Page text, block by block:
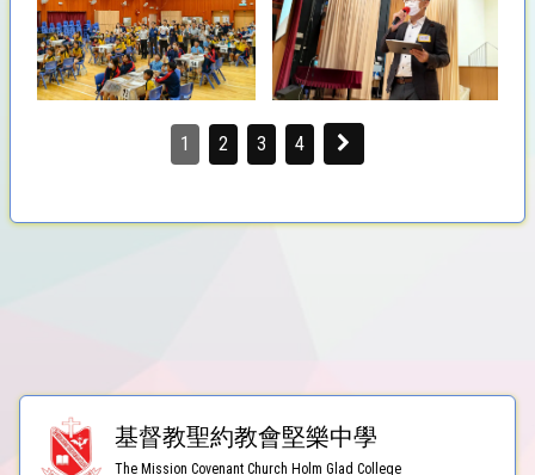
1 2 3 4
基督教聖約教會堅樂中學
The Mission Covenant Church Holm Glad College